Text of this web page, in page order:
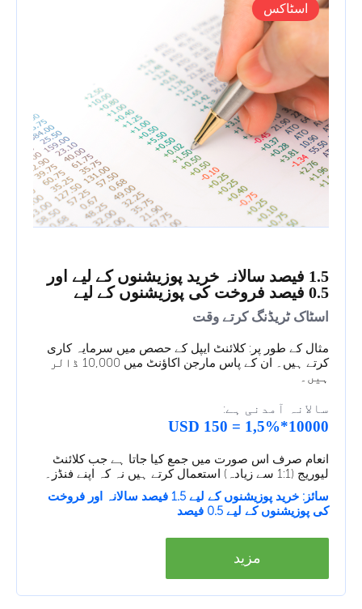
اسٹاکس
1.5 فیصد سالانہ خرید پوزیشنوں کے لیے اور
0.5 فیصد فروخت کی پوزیشنوں کے لیے
اسٹاک ٹریڈنگ کرتے وقت
مثال کے طور پر: کلائنٹ ایپل کے حصص میں سرمایہ کاری
کرتے ہیں۔ ان کے پاس مارجن اکاؤنٹ میں 10,000 ڈالر
ہیں۔
سالانہ آمدنی ہے:
10000*1,5% = 150 USD
انعام صرف اس صورت میں جمع کیا جاتا ہے جب کلائنٹ
لیوریج (1:1 سے زیادہ) استعمال کرتے ہیں نہ کہ اپنے فنڈز۔
سائز: خرید پوزیشنوں کے لیے 1.5 فیصد سالانہ اور فروخت
کی پوزیشنوں کے لیے 0.5 فیصد
مزید